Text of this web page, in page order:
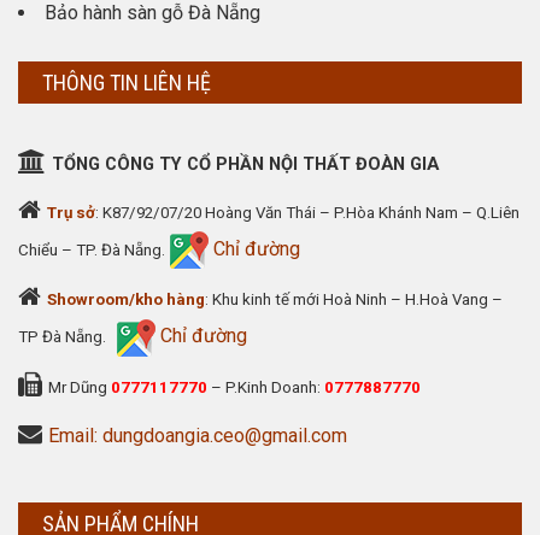
Bảo hành sàn gỗ Đà Nẵng
THÔNG TIN LIÊN HỆ
TỔNG CÔNG TY CỔ PHẦN NỘI THẤT ĐOÀN GIA
Trụ sở: K87/92/07/20 Hoàng Văn Thái – P.Hòa Khánh Nam – Q.Liên
Chiểu – TP. Đà Nẵng. Chỉ đường
Showroom/kho hàng: Khu kinh tế mới Hoà Ninh – H.Hoà Vang –
TP Đà Nẵng. Chỉ đường
Mr Dũng 0777117770 – P.Kinh Doanh: 0777887770
Email: dungdoangia.ceo@gmail.com
SẢN PHẨM CHÍNH